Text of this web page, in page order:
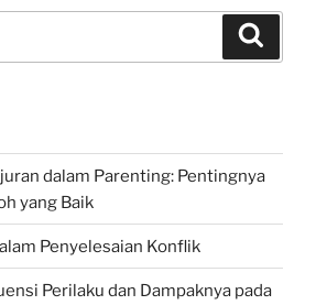
dalam Parenting: Pentingnya
yang Baik
Penyelesaian Konflik
Perilaku dan Dampaknya pada